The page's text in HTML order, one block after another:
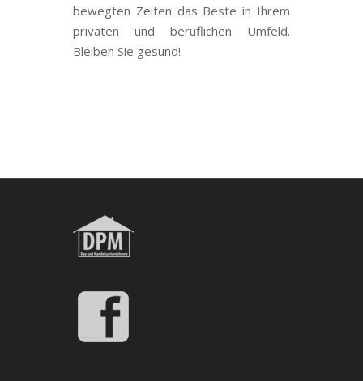
bewegten Zeiten das Beste in Ihrem
privaten und beruflichen Umfeld.
Bleiben Sie gesund!